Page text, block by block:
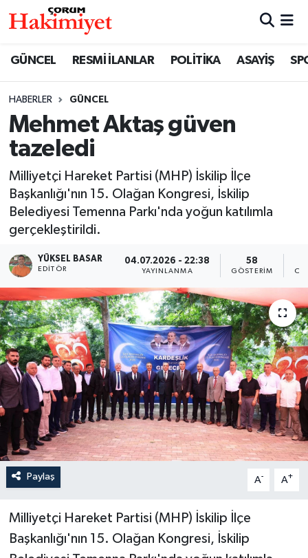
GÜNCEL RESMİ İLANLAR POLİTİKA ASAYİŞ
HABERLER GÜNCEL
Mehmet Aktaş güven
tazeledi
Milliyetçi Hareket Partisi (MHP) İskilip İlçe
Başkanlığı'nın 15. Olağan Kongresi, İskilip
Belediyesi Temenna Parkı'nda yoğun katılımla
gerçekleştirildi.
YÜKSEL BASAR
EDITÖR
04.07.2026 - 22:38
YAYINLANMA
58
GÖSTERIM
Paylaş A- A+
Milliyetçi Hareket Partisi (MHP) İskilip İlçe
Başkanlığı'nın 15. Olağan Kongresi, İskilip
SAĞLIK
ASAYİŞ
EKONOMİ
GÜNCEL
AKTÜEL
EĞİTİM
İLÇELER
OTOPARK
TEKNOLOJİ
Nöbetçi Eczaneler
Çorum Namaz Vakitleri
Trafik Durumu
Süper Lig Puan Durumu ve Fikstür
Tüm Manşetler
Son Dakika Haberleri
Haber Arşivi